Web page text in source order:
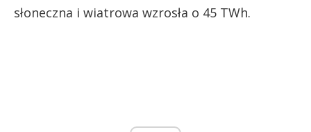
słoneczna i wiatrowa wzrosła o 45 TWh.